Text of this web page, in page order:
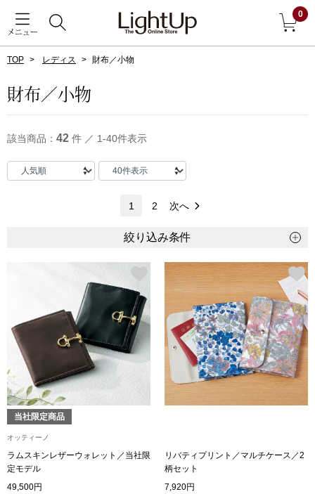
メニュー
0
すべて見る
ダーウェア
アクセサリー
ン雑貨
アウター
その他
トップス
Tシャツ／カッ
ポロシャツ
TOP レディス 財布／小物
財布／小物
該当商品： 42 件 ／ 1-40件表示
1 2 次へ
絞り込み条件
当社限定商品
オッティーノ
ラムスキンレザーウォレット／当社限
定モデル
49,500円
リバティプリント／マルチケース／2
柄セット
7,920円